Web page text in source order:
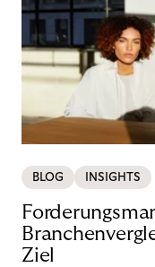
BLOG INSIGHTS
Ziel